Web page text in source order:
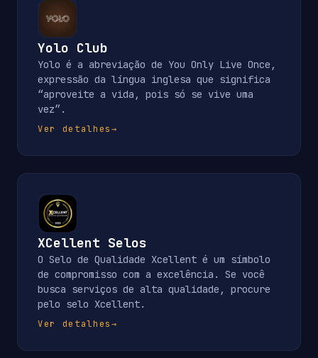
Yolo Club
Yolo é a abreviação de You Only Live Once,
expressão da língua inglesa que significa
“aproveite a vida, pois só se vive uma
vez”.
Ver detalhes→
XCellent Selos
O Selo de Qualidade Xcellent é um símbolo
de compromisso com a excelência. Se você
busca serviços de alta qualidade, procure
pelo selo Xcellent.
Ver detalhes→